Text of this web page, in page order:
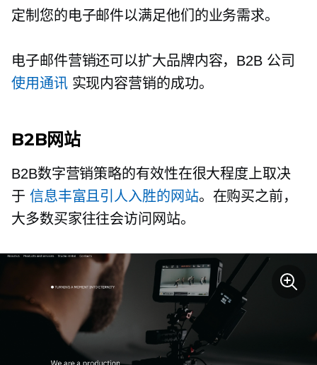
定制您的电子邮件以满足他们的业务需求。
电子邮件营销还可以扩大品牌内容，B2B 公司
使用通讯实现内容营销的成功。
B2B网站
B2B数字营销策略的有效性在很大程度上取决
于 信息丰富且引人入胜的网站。在购买之前，
大多数买家往往会访问网站。